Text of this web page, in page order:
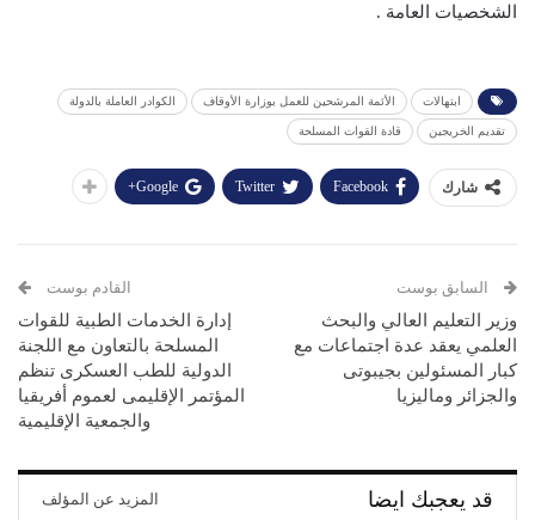
الشخصيات العامة .
ابتهالات الأئمة المرشحين للعمل بوزارة الأوقاف الكوادر العاملة بالدولة
تقديم الخريجين قادة القوات المسلحة
شارك Facebook
Twitter
Google+
السابق بوست
وزير التعليم العالي والبحث
العلمي يعقد عدة اجتماعات مع
كبار المسئولين بجيبوتى
والجزائر وماليزيا
القادم بوست
إدارة الخدمات الطبية للقوات
المسلحة بالتعاون مع اللجنة
الدولية للطب العسكرى تنظم
المؤتمر الإقليمى لعموم أفريقيا
والجمعية الإقليمية
قد يعجبك ايضا المزيد عن المؤلف